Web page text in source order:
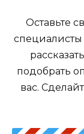
Оставьте
специалисты
подобрать
вас.